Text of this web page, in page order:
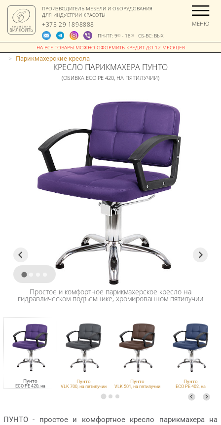
ПРОИЗВОДИТЕЛЬ МЕБЕЛИ И ОБОРУДОВАНИЯ
ДЛЯ ИНДУСТРИИ КРАСОТЫ
+375 29 1898888
ПН-ПТ: 900- 1800СБ-ВС: ВЫХ
МЕНЮ
> Парикмахерские кресла
КРЕСЛО ПАРИКМАХЕРА ПУНТО
(ОБИВКА ECO PE 420, НА ПЯТИЛУЧИИ)
Пунто
ECO PE 420, на
Пунто
VLK 700, на пятилучии
Пунто
VLK 501, на пятилучии
Пунто
ECO PE 402, на
Простое и комфортное парикмахерское кресло на
гидравлическом подъемнике, хромированном пятилучии
ПУНТО - простое и комфортное кресло парикмахера на